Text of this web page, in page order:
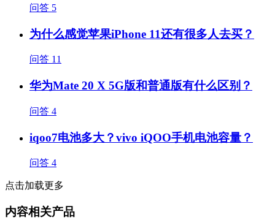
问答 5
为什么感觉苹果iPhone 11还有很多人去买？
问答 11
华为Mate 20 X 5G版和普通版有什么区别？
问答 4
iqoo7电池多大？vivo iQOO手机电池容量？
问答 4
点击加载更多
内容相关产品